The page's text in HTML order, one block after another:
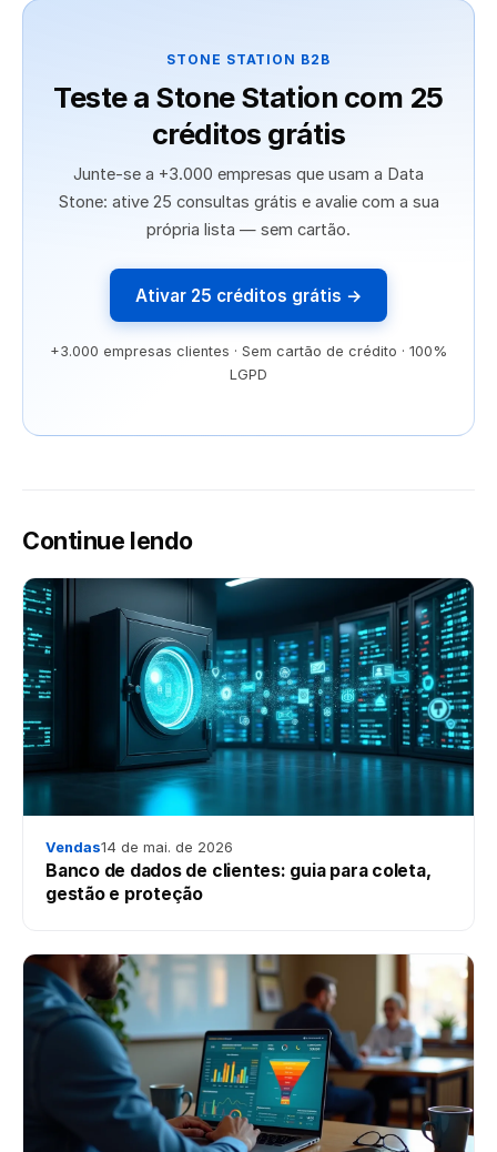
STONE STATION B2B
Teste a Stone Station com 25
créditos grátis
Junte-se a +3.000 empresas que usam a Data
Stone: ative 25 consultas grátis e avalie com a sua
própria lista — sem cartão.
Ativar 25 créditos grátis →
+3.000 empresas clientes · Sem cartão de crédito · 100%
LGPD
Continue lendo
Vendas14 de mai. de 2026
Banco de dados de clientes: guia para coleta,
gestão e proteção